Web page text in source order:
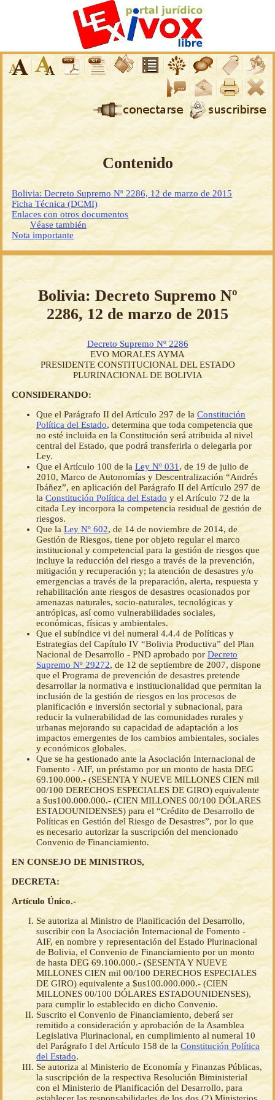
Contenido
Bolivia: Decreto Supremo Nº 2286, 12 de marzo de 2015
Ficha Técnica (DCMI)
Enlaces con otros documentos
Véase también
Nota importante
Bolivia: Decreto Supremo Nº
2286, 12 de marzo de 2015
Decreto Supremo Nº 2286
EVO MORALES AYMA
PRESIDENTE CONSTITUCIONAL DEL ESTADO
PLURINACIONAL DE BOLIVIA
CONSIDERANDO:
Que el Parágrafo II del Artículo 297 de la Constitución
Política del Estado, determina que toda competencia que
no esté incluida en la Constitución será atribuida al nivel
central del Estado, que podrá transferirla o delegarla por
Ley.
Que el Artículo 100 de la Ley Nº 031 , de 19 de julio de
2010, Marco de Autonomías y Descentralización “Andrés
Ibáñez”, en aplicación del Parágrafo II del Artículo 297 de
la Constitución Política del Estado y el Artículo 72 de la
citada Ley incorpora la competencia residual de gestión de
riesgos.
Que laLey Nº 602, de 14 de noviembre de 2014, de
Gestión de Riesgos, tiene por objeto regular el marco
institucional y competencial para la gestión de riesgos que
incluye la reducción del riesgo a través de la prevención,
mitigación y recuperación y; la atención de desastres y/o
emergencias a través de la preparación, alerta, respuesta y
rehabilitación ante riesgos de desastres ocasionados por
amenazas naturales, socio-naturales, tecnológicas y
antrópicas, así como vulnerabilidades sociales,
económicas, físicas y ambientales.
Que el subíndice vi del numeral 4.4.4 de Políticas y
Estrategias del Capítulo IV “Bolivia Productiva” del Plan
Nacional de Desarrollo - PND aprobado por Decreto
Supremo Nº 29272, de 12 de septiembre de 2007, dispone
que el Programa de prevención de desastres pretende
desarrollar la normativa e institucionalidad que permitan la
inclusión de la gestión de riesgos en los procesos de
planificación e inversión sectorial y subnacional, para
reducir la vulnerabilidad de las comunidades rurales y
urbanas mejorando su capacidad de adaptación a los
impactos emergentes de los cambios ambientales, sociales
y económicos globales.
Que se ha gestionado ante la Asociación Internacional de
Fomento - AIF, un préstamo por un monto de hasta DEG
69.100.000.- (SESENTA Y NUEVE MILLONES CIEN mil
00/100 DERECHOS ESPECIALES DE GIRO) equivalente
a $us100.000.000.- (CIEN MILLONES 00/100 DÓLARES
ESTADOUNIDENSES) para el “Crédito de Desarrollo de
Políticas en Gestión del Riesgo de Desastres”, por lo que
es necesario autorizar la suscripción del mencionado
Convenio de Financiamiento.
EN CONSEJO DE MINISTROS,
DECRETA:
Artículo Único.-
Se autoriza al Ministro de Planificación del Desarrollo,
suscribir con la Asociación Internacional de Fomento -
AIF, en nombre y representación del Estado Plurinacional
de Bolivia, el Convenio de Financiamiento por un monto
de hasta DEG 69.100.000.- (SESENTA Y NUEVE
MILLONES CIEN mil 00/100 DERECHOS ESPECIALES
DE GIRO) equivalente a $us100.000.000.- (CIEN
MILLONES 00/100 DÓLARES ESTADOUNIDENSES),
para cumplir lo establecido en dicho Convenio.
Suscrito el Convenio de Financiamiento, deberá ser
remitido a consideración y aprobación de la Asamblea
Legislativa Plurinacional, en cumplimiento al numeral 10
del Parágrafo I del Artículo 158 de la Constitución Política
del Estado.
Se autoriza al Ministerio de Economía y Finanzas Públicas,
la suscripción de la respectiva Resolución Biministerial
con el Ministerio de Planificación del Desarrollo, para